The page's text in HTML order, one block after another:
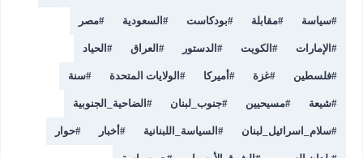
#سياسة #مقابلة #بودكاست # السعودية #مصر
# الإمارات # الكويت # الدستور # العراق # الحياد
#فلسطين #غزة #أميركا # الولايات المتحدة #سنة
#شيعة #مسيحيين #جنوب_لبنان # الضاحية_الجنوبية
#سلام_اسرائيل_لبنان # السياسة_اللبنانية #أخبار #حوار